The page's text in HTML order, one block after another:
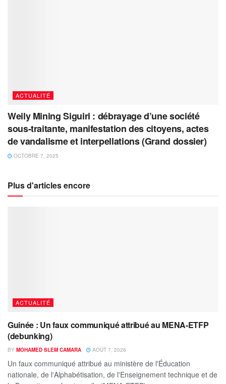
ACTUALITÉ
Weily Mining Siguiri : débrayage d’une société
sous-traitante, manifestation des citoyens, actes
de vandalisme et interpellations (Grand dossier)
OCTOBRE 7, 2025
Plus d'articles encore
ACTUALITÉ
Guinée : Un faux communiqué attribué au MENA-ETFP
(debunking)
BY MOHAMED SLEM CAMARA AOÛT 7, 2026
Un faux communiqué attribué au ministère de l'Éducation
nationale, de l'Alphabétisation, de l'Enseignement technique et de